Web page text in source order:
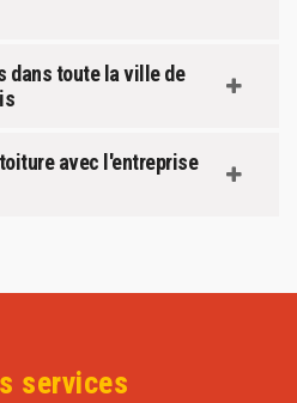
dans toute la ville de
avec l'entreprise
services